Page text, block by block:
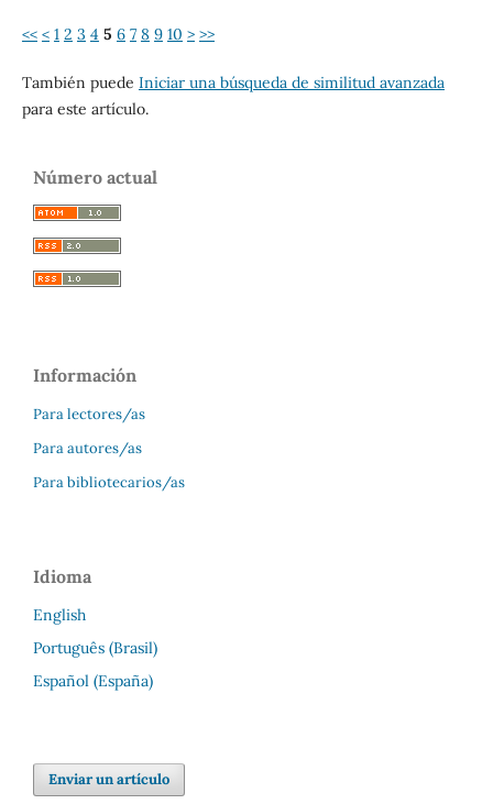
<< < 1 2 3 4 5 6 7 8 9 10 > >>
También puede Iniciar una búsqueda de similitud avanzada
para este artículo.
Número actual
Información
Para lectores/as
Para autores/as
Para bibliotecarios/as
Idioma
English
Português (Brasil)
Español (España)
Enviar un artículo